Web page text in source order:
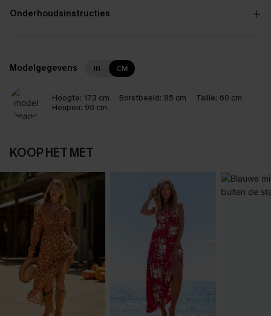
Onderhoudsinstructies
Modelgegevens IN CM
Hoogte: 173 cm Borstbeeld: 85 cm Taille: 60 cm
Heupen: 90 cm
KOOP HET MET